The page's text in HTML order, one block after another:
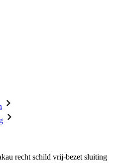
recht schild vrij-bezet sluiting